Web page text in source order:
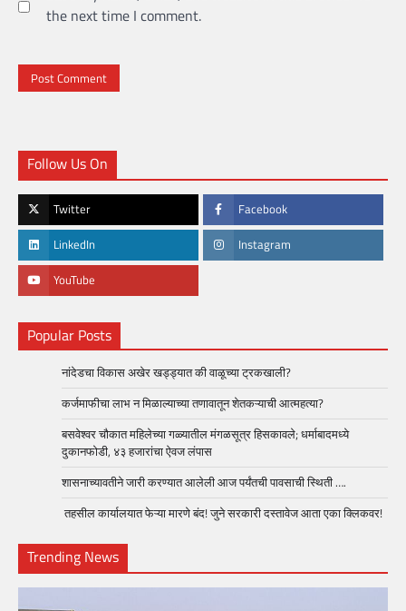
the next time I comment.
Follow Us On
Twitter Facebook
LinkedIn Instagram
YouTube
Popular Posts
नांदेडचा विकास अखेर खड्ड्यात की वाळूच्या ट्रकखाली?
कर्जमाफीचा लाभ न मिळाल्याच्या तणावातून शेतकऱ्याची आत्महत्या?
बसवेश्वर चौकात महिलेच्या गळ्यातील मंगळसूत्र हिसकावले; धर्माबादमध्ये
दुकानफोडी, ४३ हजारांचा ऐवज लंपास
शासनाच्यावतीने जारी करण्यात आलेली आज पर्यंतची पावसाची स्थिती ….
तहसील कार्यालयात फेऱ्या मारणे बंद! जुने सरकारी दस्तावेज आता एका क्लिकवर!
Trending News